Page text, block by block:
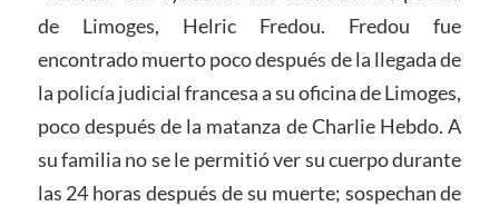
de Limoges, Helric Fredou. Fredou fue
encontrado muerto poco después de la llegada de
la policía judicial francesa a su oficina de Limoges,
poco después de la matanza de Charlie Hebdo. A
su familia no se le permitió ver su cuerpo durante
las 24 horas después de su muerte; sospechan de